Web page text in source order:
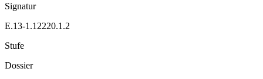
Signatur
E.13-1.12220.1.2
Stufe
Dossier